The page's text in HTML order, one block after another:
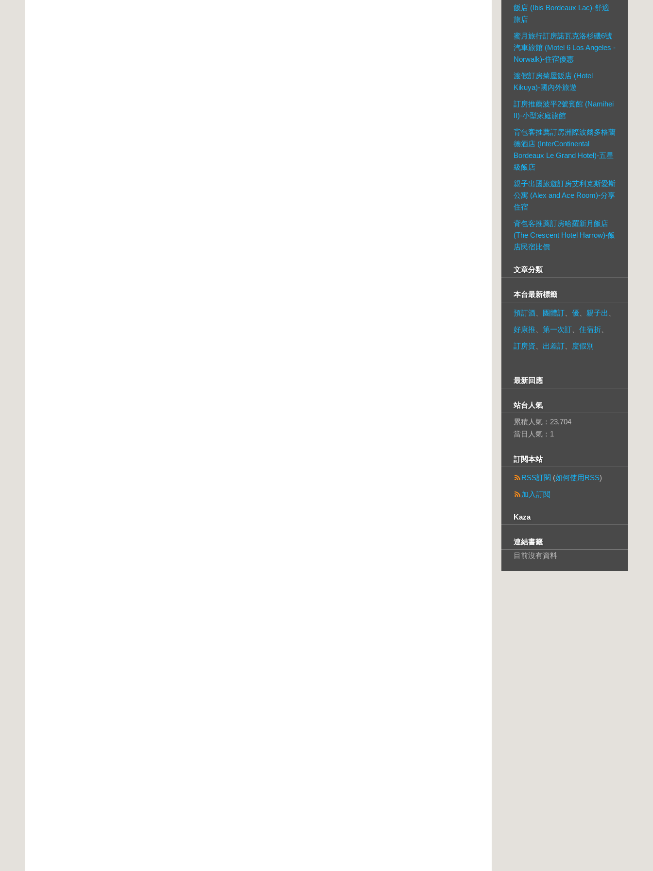
飯店 (Ibis Bordeaux Lac)-舒適
旅店
蜜月旅行訂房諾瓦克洛杉磯6號
汽車旅館 (Motel 6 Los Angeles -
Norwalk)-住宿優惠
渡假訂房菊屋飯店 (Hotel
Kikuya)-國內外旅遊
訂房推薦波平2號賓館 (Namihei
II)-小型家庭旅館
背包客推薦訂房洲際波爾多格蘭
德酒店 (InterContinental
Bordeaux Le Grand Hotel)-五星
級飯店
親子出國旅遊訂房艾利克斯愛斯
公寓 (Alex and Ace Room)-分享
住宿
背包客推薦訂房哈羅新月飯店
(The Crescent Hotel Harrow)-飯
店民宿比價
文章分類
本台最新標籤
預訂酒 團體訂 優 親子出
好康推
第一次訂 住宿折
訂房資
出差訂 度假別
最新回應
站台人氣
累積人氣： 23,704
當日人氣： 1
訂閱本站
RSS訂閱 (如何使用RSS)
加入訂閱
Kaza
連結書籤
目前沒有資料